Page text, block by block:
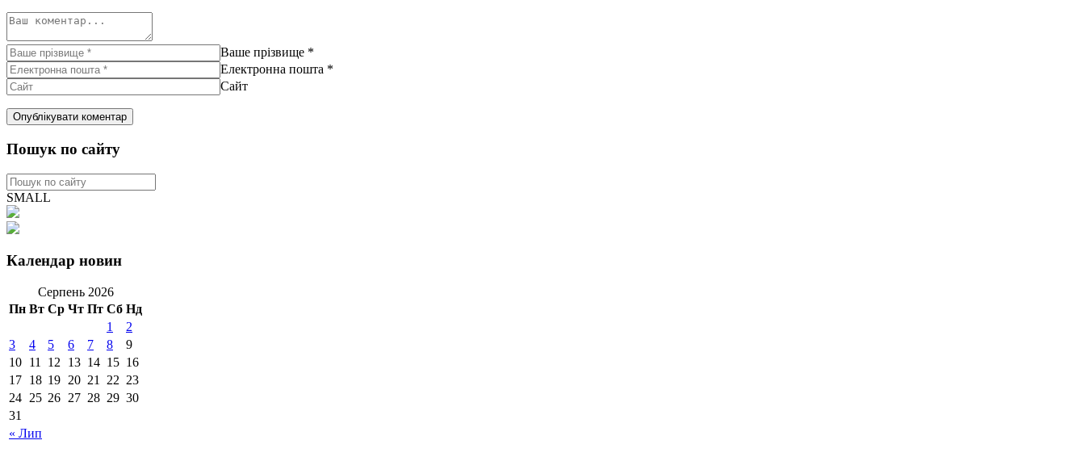
Ваше прізвище *
Електронна пошта *
Сайт
Пошук по сайту
SMALL
Календар новин
Серпень 2026
Пн Вт Ср Чт Пт Сб Нд
« Лип
1
2
3
4 5 6 7 8
9
10 11 12 13 14 15 16
17 18 19 20 21 22 23
24 25 26 27 28 29 30
31